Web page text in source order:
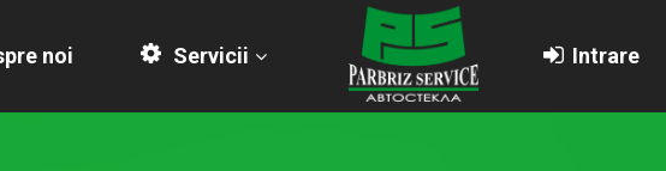
noi Servicii Intrare